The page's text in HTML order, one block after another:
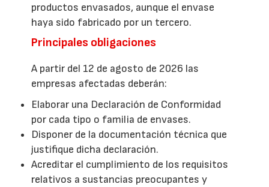
productos envasados, aunque el envase
haya sido fabricado por un tercero.
Principales obligaciones
A partir del 12 de agosto de 2026 las
empresas afectadas deberán:
Elaborar una Declaración de Conformidad
por cada tipo o familia de envases.
Disponer de la documentación técnica que
justifique dicha declaración.
Acreditar el cumplimiento de los requisitos
relativos a sustancias preocupantes y